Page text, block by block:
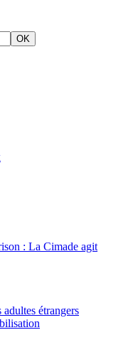
OK
: La Cimade agit
étrangers